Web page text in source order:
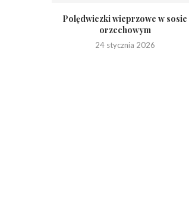
Polędwiczki wieprzowe w sosie
orzechowym
24 stycznia 2026